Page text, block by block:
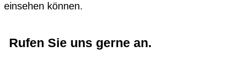
einsehen können.
Rufen Sie uns gerne an.